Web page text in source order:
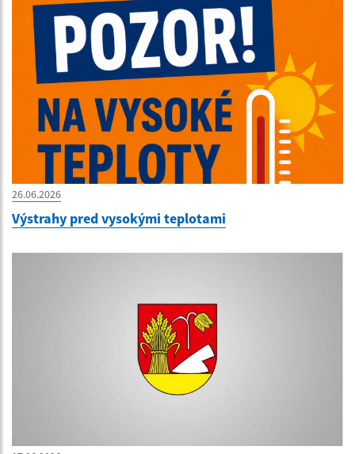
26.06.2026
Výstrahy pred vysokými teplotami